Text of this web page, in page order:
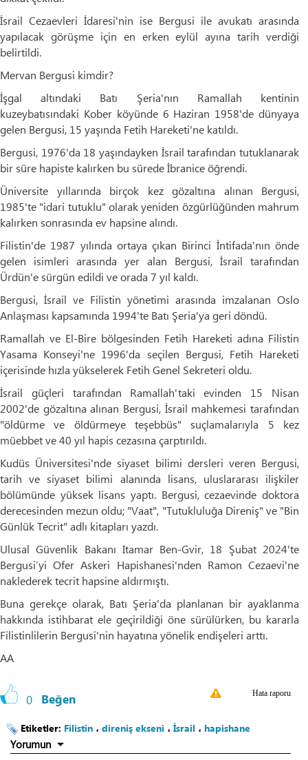
İsrail Cezaevleri İdaresi'nin ise Bergusi ile avukatı arasında
yapılacak görüşme için en erken eylül ayına tarih verdiği
belirtildi.
Mervan Bergusi kimdir?
İşgal altındaki Batı Şeria'nın Ramallah kentinin
kuzeybatısındaki Kober köyünde 6 Haziran 1958'de dünyaya
gelen Bergusi, 15 yaşında Fetih Hareketi'ne katıldı.
Bergusi, 1976'da 18 yaşındayken İsrail tarafından tutuklanarak
bir süre hapiste kalırken bu sürede İbranice öğrendi.
Üniversite yıllarında birçok kez gözaltına alınan Bergusi,
1985'te "idari tutuklu" olarak yeniden özgürlüğünden mahrum
kalırken sonrasında ev hapsine alındı.
Filistin'de 1987 yılında ortaya çıkan Birinci İntifada'nın önde
gelen isimleri arasında yer alan Bergusi, İsrail tarafından
Ürdün'e sürgün edildi ve orada 7 yıl kaldı.
Bergusi, İsrail ve Filistin yönetimi arasında imzalanan Oslo
Anlaşması kapsamında 1994'te Batı Şeria'ya geri döndü.
Ramallah ve El-Bire bölgesinden Fetih Hareketi adına Filistin
Yasama Konseyi'ne 1996'da seçilen Bergusi, Fetih Hareketi
içerisinde hızla yükselerek Fetih Genel Sekreteri oldu.
İsrail güçleri tarafından Ramallah'taki evinden 15 Nisan
2002'de gözaltına alınan Bergusi, İsrail mahkemesi tarafından
"öldürme ve öldürmeye teşebbüs" suçlamalarıyla 5 kez
müebbet ve 40 yıl hapis cezasına çarptırıldı.
Kudüs Üniversitesi'nde siyaset bilimi dersleri veren Bergusi,
tarih ve siyaset bilimi alanında lisans, uluslararası ilişkiler
bölümünde yüksek lisans yaptı. Bergusi, cezaevinde doktora
derecesinden mezun oldu; "Vaat", "Tutukluluğa Direniş" ve "Bin
Günlük Tecrit" adlı kitapları yazdı.
Ulusal Güvenlik Bakanı Itamar Ben-Gvir, 18 Şubat 2024'te
Bergusi’yi Ofer Askeri Hapishanesi'nden Ramon Cezaevi'ne
naklederek tecrit hapsine aldırmıştı.
Buna gerekçe olarak, Batı Şeria'da planlanan bir ayaklanma
hakkında istihbarat ele geçirildiği öne sürülürken, bu kararla
Filistinlilerin Bergusi'nin hayatına yönelik endişeleri arttı.
AA
0 Beğen Hata raporu
Etiketler: Filistin ، direniş ekseni ، İsrail ، hapishane
Yorumun